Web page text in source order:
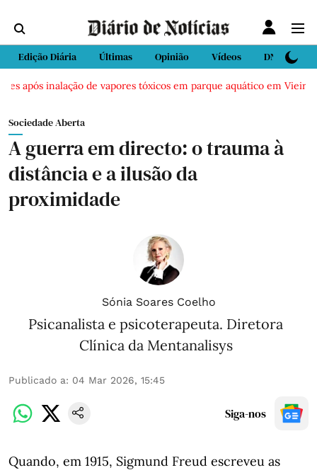
Edição Diária Últimas Opinião Vídeos DN Sport
inalação de vapores tóxicos em parque aquático em Vieira de
Sociedade Aberta
A guerra em directo: o trauma à
distância e a ilusão da
proximidade
Sónia Soares Coelho
Psicanalista e psicoterapeuta. Diretora
Clínica da Mentanalisys
Publicado a: 04 Mar 2026, 15:45
Siga-nos
Quando, em 1915, Sigmund Freud escreveu as